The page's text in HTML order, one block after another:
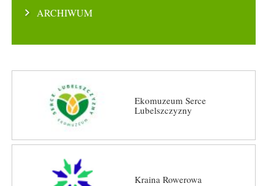
ARCHIWUM
Ekomuzeum Serce
Lubelszczyzny
Kraina Rowerowa